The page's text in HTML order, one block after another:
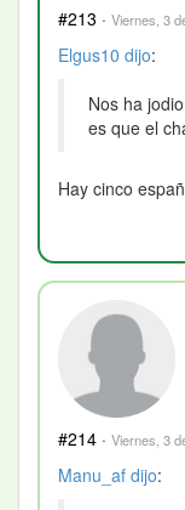
#213 · Viernes, 3
Elgus10 dijo:
Nos ha
es que el
Hay cinco
#214 · Viernes, 3
Manu_af dijo: